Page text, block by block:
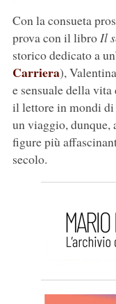
Con la consueta
prova con il libroIl
storico dedicato a
Carriera),
e sensuale della
il lettore in mondi di
un viaggio, dunque,
figure più
secolo.